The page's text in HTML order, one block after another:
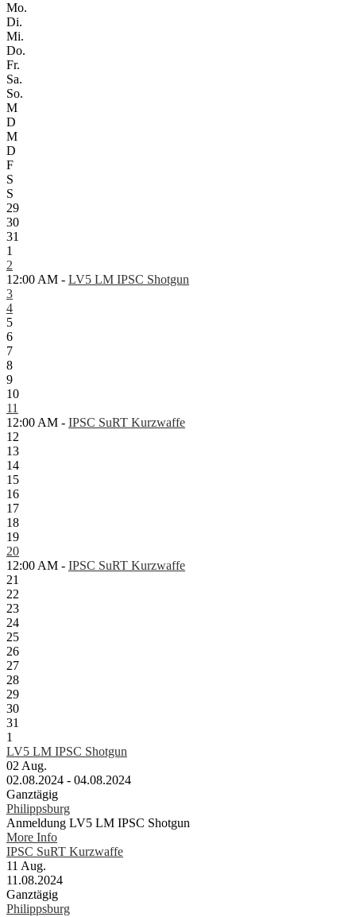
Mo.
Di.
Mi.
Do.
Fr.
Sa.
So.
M
D
M
D
F
S
S
29
30
31
1
2
12:00 AM - LV5 LM IPSC Shotgun
3
4
5
6
7
8
9
10
11
12:00 AM - IPSC SuRT Kurzwaffe
12
13
14
15
16
17
18
19
20
12:00 AM - IPSC SuRT Kurzwaffe
21
22
23
24
25
26
27
28
29
30
31
1
LV5 LM IPSC Shotgun
02 Aug.
02.08.2024 - 04.08.2024
Ganztägig
Philippsburg
Anmeldung LV5 LM IPSC Shotgun
More Info
IPSC SuRT Kurzwaffe
11 Aug.
11.08.2024
Ganztägig
Philippsburg